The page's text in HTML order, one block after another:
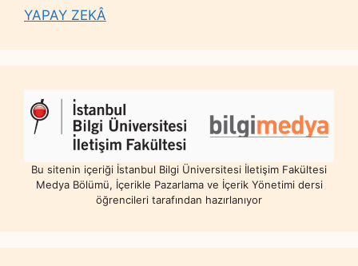
YAPAY ZEKÂ
Bu sitenin içeriği İstanbul Bilgi Üniversitesi İletişim Fakültesi
Medya Bölümü, İçerikle Pazarlama ve İçerik Yönetimi dersi
öğrencileri tarafından hazırlanıyor